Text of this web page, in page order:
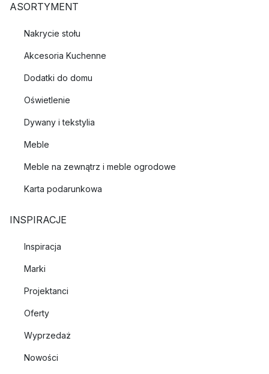
ASORTYMENT
Nakrycie stołu
Akcesoria Kuchenne
Dodatki do domu
Oświetlenie
Dywany i tekstylia
Meble
Meble na zewnątrz i meble ogrodowe
Karta podarunkowa
INSPIRACJE
Inspiracja
Marki
Projektanci
Oferty
Wyprzedaż
Nowości